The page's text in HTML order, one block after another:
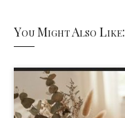
You Might Also Like: